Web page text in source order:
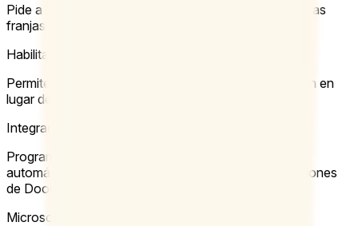
Pide a los participantes que seleccionen solo una de las
franjas horarias propuestas.
Habilita la opción “si es necesario”
Permite que tus participantes elijan una tercera opción en
lugar de solo “sí” y “no”.
Integración con Zoom
Programación sencilla + videoconferencias: añade
automáticamente enlaces de Zoom a todas tus reuniones
de Doodle.
Microsoft Teams Integration